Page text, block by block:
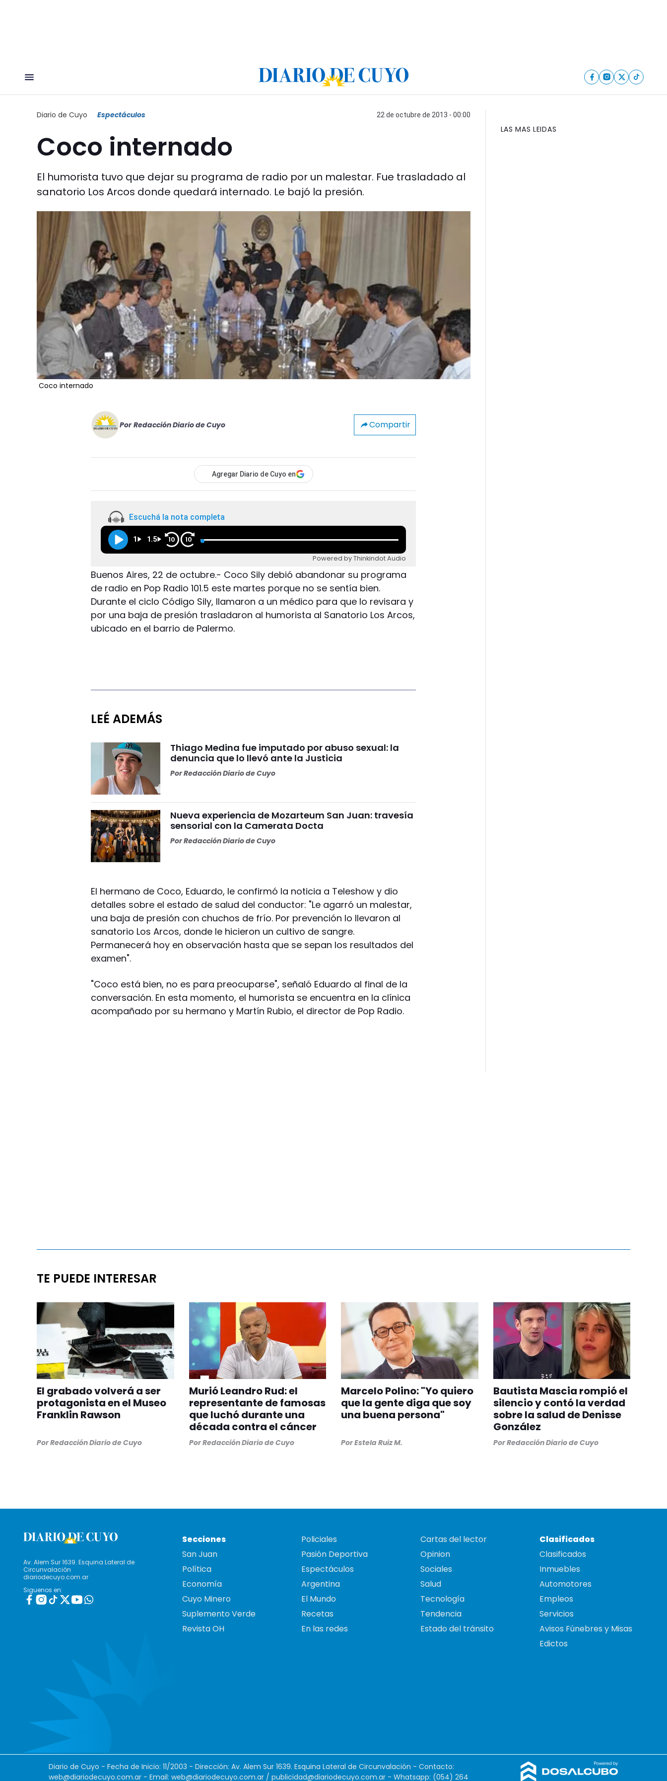
Diario de Cuyo Espectáculos 22 de octubre de 2013 - 00:00
Coco internado
El humorista tuvo que dejar su programa de radio por un malestar. Fue trasladado al
sanatorio Los Arcos donde quedará internado. Le bajó la presión.
Coco internado
Por Redacción Diario de Cuyo Compartir
Agregar Diario de Cuyo en
Escuchá la nota completa
1 1.5 10 10
Powered by Thinkindot Audio
Buenos Aires, 22 de octubre.- Coco Sily debió abandonar su programa
de radio en Pop Radio 101.5 este martes porque no se sentía bien.
Durante el ciclo Código Sily, llamaron a un médico para que lo revisara y
por una baja de presión trasladaron al humorista al Sanatorio Los Arcos,
ubicado en el barrio de Palermo.
LEÉ ADEMÁS
Thiago Medina fue imputado por abuso sexual: la
denuncia que lo llevó ante la Justicia
PorRedacción Diario de Cuyo
Nueva experiencia de Mozarteum San Juan: travesía
sensorial con la Camerata Docta
PorRedacción Diario de Cuyo
El hermano de Coco, Eduardo, le confirmó la noticia a Teleshow y dio
detalles sobre el estado de salud del conductor: "Le agarró un malestar,
una baja de presión con chuchos de frío. Por prevención lo llevaron al
sanatorio Los Arcos, donde le hicieron un cultivo de sangre.
Permanecerá hoy en observación hasta que se sepan los resultados del
examen".
"Coco está bien, no es para preocuparse", señaló Eduardo al final de la
conversación. En esta momento, el humorista se encuentra en la clínica
acompañado por su hermano y Martín Rubio, el director de Pop Radio.
LAS MAS LEIDAS
TE PUEDE INTERESAR
El grabado volverá a ser
protagonista en el Museo
Franklin Rawson
PorRedacción Diario de Cuyo
Murió Leandro Rud: el
representante de famosas
que luchó durante una
década contra el cáncer
PorRedacción Diario de Cuyo
Marcelo Polino: "Yo quiero
que la gente diga que soy
una buena persona"
PorEstela Ruiz M.
Bautista Mascia rompió el
silencio y contó la verdad
sobre la salud de Denisse
González
PorRedacción Diario de Cuyo
Av. Alem Sur 1639. Esquina Lateral de
Circunvalación
diariodecuyo.com.ar
Siguenos en:
Secciones
San Juan
Política
Economía
Cuyo Minero
Suplemento Verde
Revista OH
Policiales
Pasión Deportiva
Espectáculos
Argentina
El Mundo
Recetas
En las redes
Cartas del lector
Opinion
Sociales
Salud
Tecnología
Tendencia
Estado del tránsito
Clasificados
Clasificados
Inmuebles
Automotores
Empleos
Servicios
Avisos Fúnebres y Misas
Edictos
Diario de Cuyo - Fecha de Inicio: 11/2003 - Dirección: Av. Alem Sur 1639. Esquina Lateral de Circunvalación - Contacto:
web@diariodecuyo.com.ar - Email: web@diariodecuyo.com.ar / publicidad@diariodecuyo.com.ar - Whatsapp: (054) 264